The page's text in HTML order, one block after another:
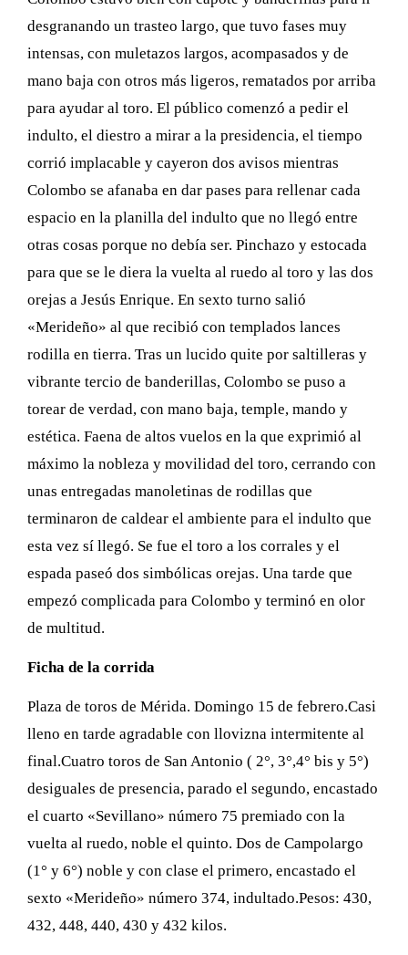
desgranando un trasteo largo, que tuvo fases muy
intensas, con muletazos largos, acompasados y de
mano baja con otros más ligeros, rematados por arriba
para ayudar al toro. El público comenzó a pedir el
indulto, el diestro a mirar a la presidencia, el tiempo
corrió implacable y cayeron dos avisos mientras
Colombo se afanaba en dar pases para rellenar cada
espacio en la planilla del indulto que no llegó entre
otras cosas porque no debía ser. Pinchazo y estocada
para que se le diera la vuelta al ruedo al toro y las dos
orejas a Jesús Enrique. En sexto turno salió
«Merideño» al que recibió con templados lances
rodilla en tierra. Tras un lucido quite por saltilleras y
vibrante tercio de banderillas, Colombo se puso a
torear de verdad, con mano baja, temple, mando y
estética. Faena de altos vuelos en la que exprimió al
máximo la nobleza y movilidad del toro, cerrando con
unas entregadas manoletinas de rodillas que
terminaron de caldear el ambiente para el indulto que
esta vez sí llegó. Se fue el toro a los corrales y el
espada paseó dos simbólicas orejas. Una tarde que
empezó complicada para Colombo y terminó en olor
de multitud.
Ficha de la corrida
Plaza de toros de Mérida. Domingo 15 de febrero.Casi
lleno en tarde agradable con llovizna intermitente al
final.Cuatro toros de San Antonio ( 2°, 3°,4° bis y 5°)
desiguales de presencia, parado el segundo, encastado
el cuarto «Sevillano» número 75 premiado con la
vuelta al ruedo, noble el quinto. Dos de Campolargo
(1° y 6°) noble y con clase el primero, encastado el
sexto «Merideño» número 374, indultado.Pesos: 430,
432, 448, 440, 430 y 432 kilos.